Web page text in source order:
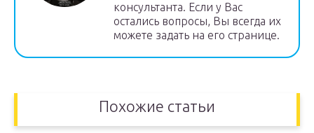
консультанта. Если у Вас
остались вопросы, Вы всегда их
можете задать на его странице.
Похожие статьи